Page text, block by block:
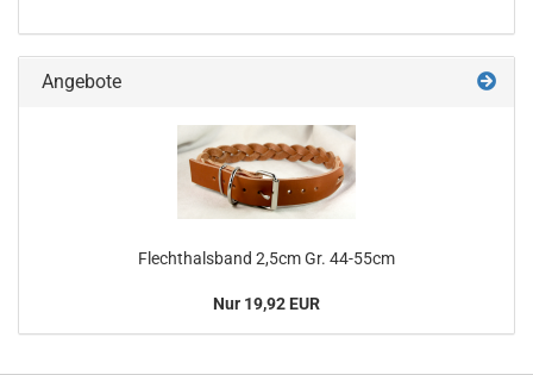
Angebote
Flechthalsband 2,5cm Gr. 44-55cm
Nur 19,92 EUR